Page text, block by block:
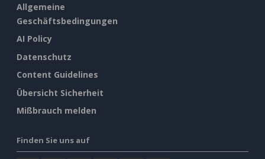
Allgemeine
Geschäftsbedingungen
AI Policy
Datenschutz
Content Guidelines
Übersicht Sicherheit
Mißbrauch melden
Finden Sie uns auf